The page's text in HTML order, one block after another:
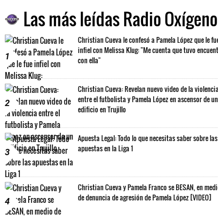
Las más leídas Radio Oxígeno
1
Christian Cueva le confesó a Pamela López que le
infiel con Melissa Klug: "Me cuenta que tuvo
con ella"
2
Christian Cueva: Revelan nuevo video de la
entre el futbolista y Pamela López en ascensor de un
edificio en Trujillo
3
Apuesta Legal: Todo lo que necesitas saber sobre las
apuestas en la Liga 1
4
Christian Cueva y Pamela Franco se BESAN, en
de denuncia de agresión de Pamela López [VIDEO]